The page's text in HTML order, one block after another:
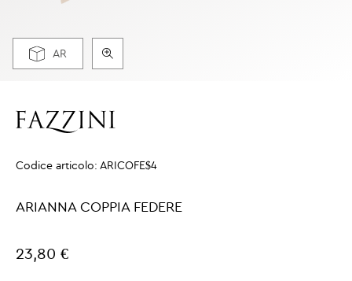
AR
Codice articolo: ARICOFE$4
ARIANNA COPPIA FEDERE
23,80 €